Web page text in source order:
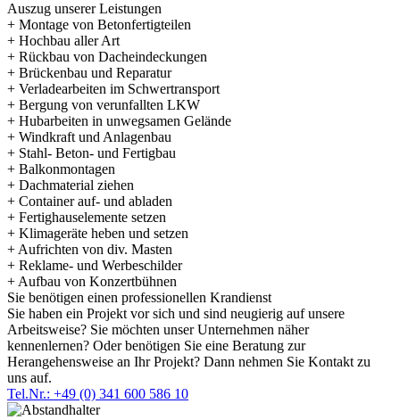
Auszug unserer Leistungen
+ Montage von Betonfertigteilen
+ Hochbau aller Art
+ Rückbau von Dacheindeckungen
+ Brückenbau und Reparatur
+ Verladearbeiten im Schwertransport
+ Bergung von verunfallten LKW
+ Hubarbeiten in unwegsamen Gelände
+ Windkraft und Anlagenbau
+ Stahl- Beton- und Fertigbau
+ Balkonmontagen
+ Dachmaterial ziehen
+ Container auf- und abladen
+ Fertighauselemente setzen
+ Klimageräte heben und setzen
+ Aufrichten von div. Masten
+ Reklame- und Werbeschilder
+ Aufbau von Konzertbühnen
Sie benötigen einen professionellen Krandienst
Sie haben ein Projekt vor sich und sind neugierig auf unsere
Arbeitsweise? Sie möchten unser Unternehmen näher
kennenlernen? Oder benötigen Sie eine Beratung zur
Herangehensweise an Ihr Projekt? Dann nehmen Sie Kontakt zu
uns auf.
Tel.Nr.: +49 (0) 341 600 586 10